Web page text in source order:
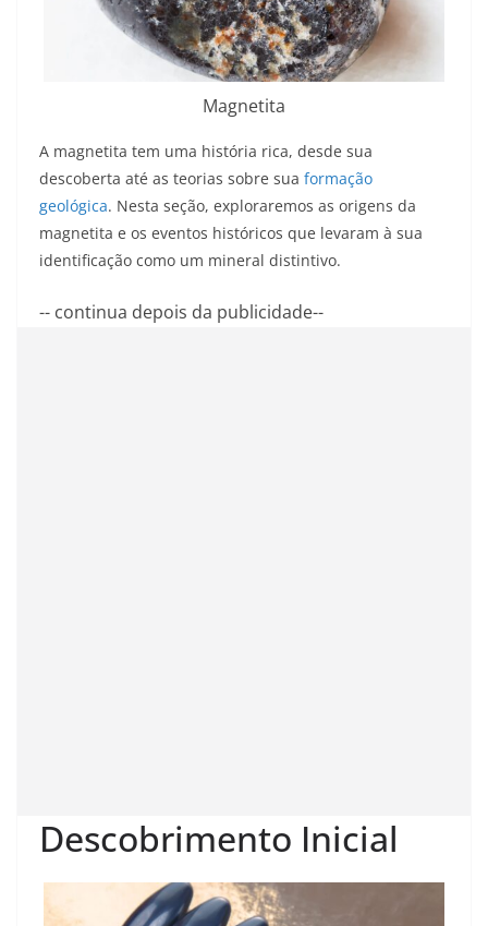
Magnetita
A magnetita tem uma história rica, desde sua
descoberta até as teorias sobre sua formação
geológica. Nesta seção, exploraremos as origens da
magnetita e os eventos históricos que levaram à sua
identificação como um mineral distintivo.
-- continua depois da publicidade--
Descobrimento Inicial